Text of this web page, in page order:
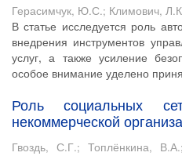
Герасимчук, Ю.С.; Климович,
В статье исследуется роль
внедрения инструментов
услуг, а также усиление
особое внимание уделено
Роль социальных
некоммерческой
Гвоздь, С.Г.; Топлёнкина, В.А.